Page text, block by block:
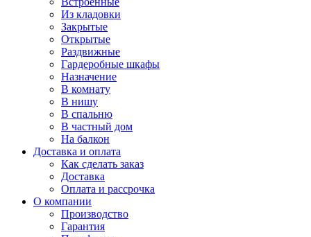
Из кладовки
Закрытые
Открытые
Раздвижные
Гардеробные шкафы
Назначение
В комнату
В нишу
В спальню
В частный дом
На балкон
Доставка и оплата
Как сделать заказ
Доставка
Оплата и рассрочка
О компании
Производство
Гарантия